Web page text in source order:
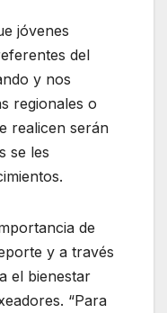
jóvenes
del
y nos
regionales o
realicen serán
se les
de
y a través
el bienestar
“Para